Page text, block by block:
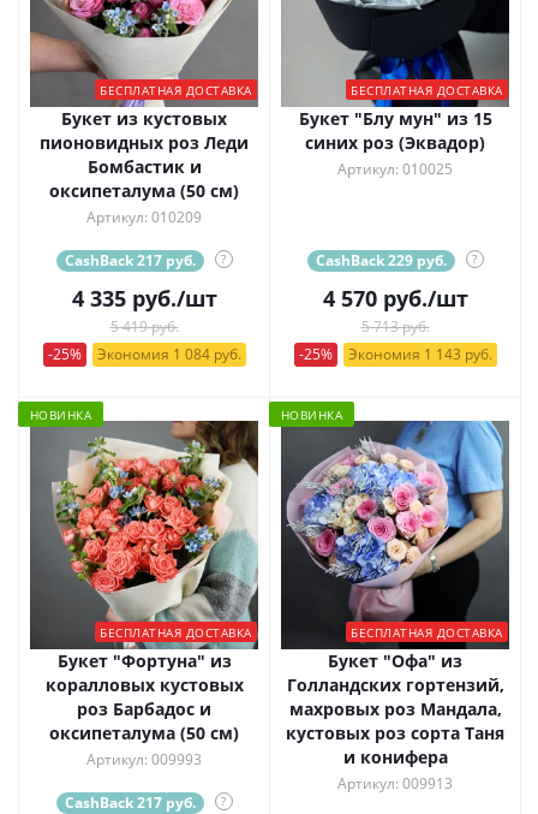
БЕСПЛАТНАЯ ДОСТАВКА
Букет из кустовых
пионовидных роз Леди
Бомбастик и
оксипеталума (50 см)
Артикул: 010209
CashBack 217 руб. ?
4 335руб./шт
5 419 руб.
-25%
Экономия 1 084 руб.
БЕСПЛАТНАЯ ДОСТАВКА
Букет "Блу мун" из 15
синих роз (Эквадор)
Артикул: 010025
CashBack 229 руб. ?
4 570руб./шт
5 713 руб.
-25%
Экономия 1 143 руб.
НОВИНКА
БЕСПЛАТНАЯ ДОСТАВКА
Букет "Фортуна" из
коралловых кустовых
роз Барбадос и
оксипеталума (50 см)
Артикул: 009993
CashBack 217 руб. ?
НОВИНКА
БЕСПЛАТНАЯ ДОСТАВКА
Букет "Офа" из
Голландских гортензий,
махровых роз Мандала,
кустовых роз сорта Таня
и конифера
Артикул: 009913